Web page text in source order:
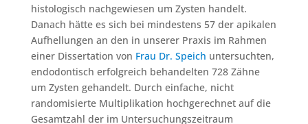
histologisch nachgewiesen um Zysten handelt.
Danach hätte es sich bei mindestens 57 der apikalen
Aufhellungen an den in unserer Praxis im Rahmen
einer Dissertation von Frau Dr. Speich untersuchten,
endodontisch erfolgreich behandelten 728 Zähne
um Zysten gehandelt. Durch einfache, nicht
randomisierte Multiplikation hochgerechnet auf die
Gesamtzahl der im Untersuchungszeitraum